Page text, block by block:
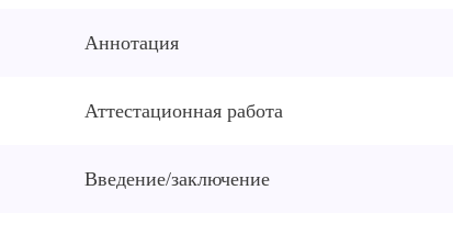
Аннотация
Аттестационная работа
Введение/заключение